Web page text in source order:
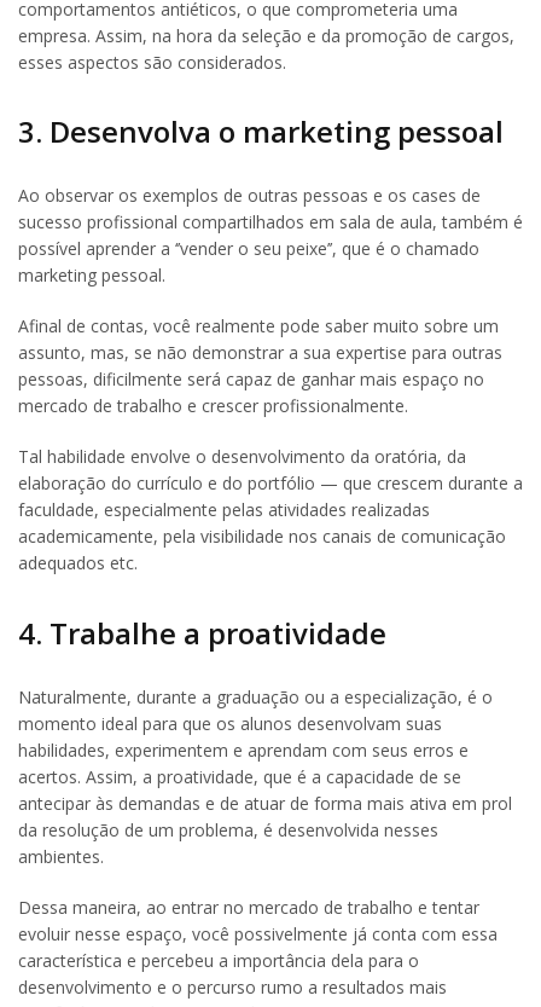
comportamentos antiéticos, o que comprometeria uma
empresa. Assim, na hora da seleção e da promoção de cargos,
esses aspectos são considerados.
3. Desenvolva o marketing pessoal
Ao observar os exemplos de outras pessoas e os cases de
sucesso profissional compartilhados em sala de aula, também é
possível aprender a ‘’vender o seu peixe’’, que é o chamado
marketing pessoal.
Afinal de contas, você realmente pode saber muito sobre um
assunto, mas, se não demonstrar a sua expertise para outras
pessoas, dificilmente será capaz de ganhar mais espaço no
mercado de trabalho e crescer profissionalmente.
Tal habilidade envolve o desenvolvimento da oratória, da
elaboração do currículo e do portfólio — que crescem durante a
faculdade, especialmente pelas atividades realizadas
academicamente, pela visibilidade nos canais de comunicação
adequados etc.
4. Trabalhe a proatividade
Naturalmente, durante a graduação ou a especialização, é o
momento ideal para que os alunos desenvolvam suas
habilidades, experimentem e aprendam com seus erros e
acertos. Assim, a proatividade, que é a capacidade de se
antecipar às demandas e de atuar de forma mais ativa em prol
da resolução de um problema, é desenvolvida nesses
ambientes.
Dessa maneira, ao entrar no mercado de trabalho e tentar
evoluir nesse espaço, você possivelmente já conta com essa
característica e percebeu a importância dela para o
desenvolvimento e o percurso rumo a resultados mais